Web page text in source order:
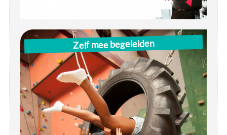
Zelf mee begeleiden
Zin om jongeren te helpen hun grenzen te
verleggen? Vanaf 16 jaar krijg je door ons
een opleiding op maat. Wat je wil begeleiden,
dat kies je zelf. Klimervaring is niet nodig.